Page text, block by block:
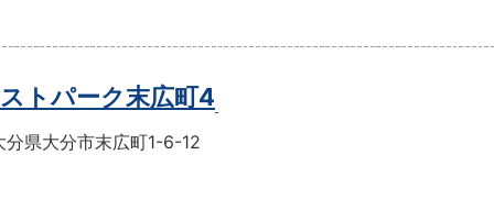
ストパーク末広町4
分県大分市末広町1-6-12